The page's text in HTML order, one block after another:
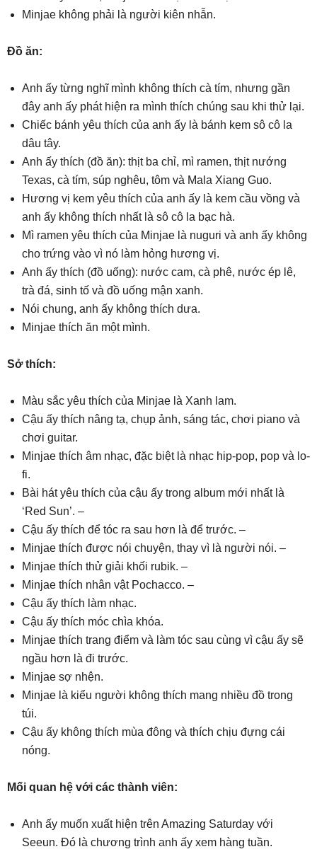
Minjae không phải là người kiên nhẫn.
Đồ ăn:
Anh ấy từng nghĩ mình không thích cà tím, nhưng gần
đây anh ấy phát hiện ra mình thích chúng sau khi thử lại.
Chiếc bánh yêu thích của anh ấy là bánh kem sô cô la
dâu tây.
Anh ấy thích (đồ ăn): thịt ba chỉ, mì ramen, thịt nướng
Texas, cà tím, súp nghêu, tôm và Mala Xiang Guo.
Hương vị kem yêu thích của anh ấy là kem cầu vồng và
anh ấy không thích nhất là sô cô la bạc hà.
Mì ramen yêu thích của Minjae là nuguri và anh ấy không
cho trứng vào vì nó làm hỏng hương vị.
Anh ấy thích (đồ uống): nước cam, cà phê, nước ép lê,
trà đá, sinh tố và đồ uống mận xanh.
Nói chung, anh ấy không thích dưa.
Minjae thích ăn một mình.
Sở thích:
Màu sắc yêu thích của Minjae là Xanh lam.
Cậu ấy thích nâng tạ, chụp ảnh, sáng tác, chơi piano và
chơi guitar.
Minjae thích âm nhạc, đặc biệt là nhạc hip-pop, pop và lo-
fi.
Bài hát yêu thích của cậu ấy trong album mới nhất là
‘Red Sun’. –
Cậu ấy thích để tóc ra sau hơn là để trước. –
Minjae thích được nói chuyện, thay vì là người nói. –
Minjae thích thử giải khối rubik. –
Minjae thích nhân vật Pochacco. –
Cậu ấy thích làm nhạc.
Cậu ấy thích móc chìa khóa.
Minjae thích trang điểm và làm tóc sau cùng vì cậu ấy sẽ
ngầu hơn là đi trước.
Minjae sợ nhện.
Minjae là kiểu người không thích mang nhiều đồ trong
túi.
Cậu ấy không thích mùa đông và thích chịu đựng cái
nóng.
Mối quan hệ với các thành viên:
Anh ấy muốn xuất hiện trên Amazing Saturday với
Seeun. Đó là chương trình anh ấy xem hàng tuần.